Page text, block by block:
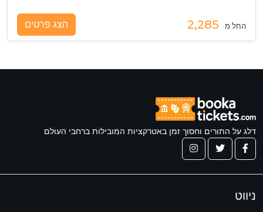
החל מ- הצג פרטים
דלג על התורים וחסוך זמן באטרקציות המובילות ברחבי העולם
ניווט